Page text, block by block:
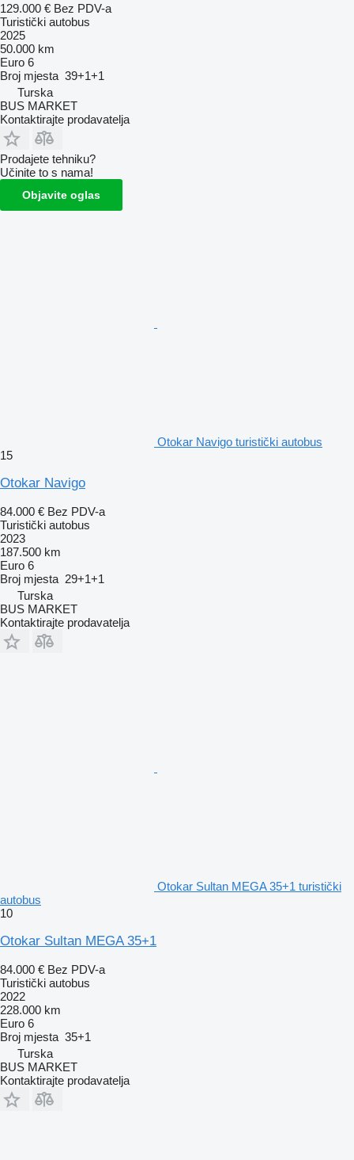
129.000 € Bez PDV-a
Turistički autobus
2025
50.000 km
Euro 6
Broj mjesta 39+1+1
Turska
BUS MARKET
Kontaktirajte prodavatelja
Prodajete tehniku?
Učinite to s nama!
Objavite oglas
Otokar Navigo turistički autobus
15
Otokar Navigo
84.000 € Bez PDV-a
Turistički autobus
2023
187.500 km
Euro 6
Broj mjesta 29+1+1
Turska
BUS MARKET
Kontaktirajte prodavatelja
Otokar Sultan MEGA 35+1 turistički
autobus
10
Otokar Sultan MEGA 35+1
84.000 € Bez PDV-a
Turistički autobus
2022
228.000 km
Euro 6
Broj mjesta 35+1
Turska
BUS MARKET
Kontaktirajte prodavatelja